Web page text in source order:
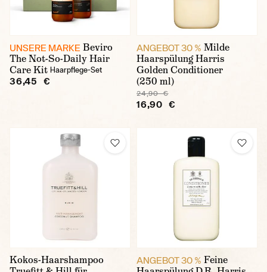
UNSERE MARKE Beviro
The Not-So-Daily Hair
Care Kit Haarpflege-Set
36,45 €
ANGEBOT 30 % Milde
Haarspülung Harris
Golden Conditioner
(250 ml)
24,90 €
16,90 €
Kokos-Haarshampoo
ANGEBOT 30 % Feine